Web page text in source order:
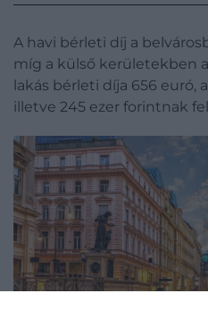
A havi bérleti díj a
míg a külső kerületekben
lakás bérleti díja 656 euró,
illetve 245 ezer forintnak